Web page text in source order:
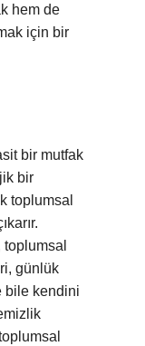
hem de
için bir
bir mutfak
bir
toplumsal
günlük
bile kendini